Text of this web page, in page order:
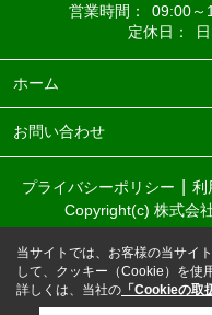
営業時間：
09:00～
定休日：
ホーム
お問い合わせ
プライバシーポリシー 利
Copyright(c) 株式会
当サイトでは、お客様の当サイ
して、クッキー（Cookie）を使
詳しくは、当社の 「Cookieの取